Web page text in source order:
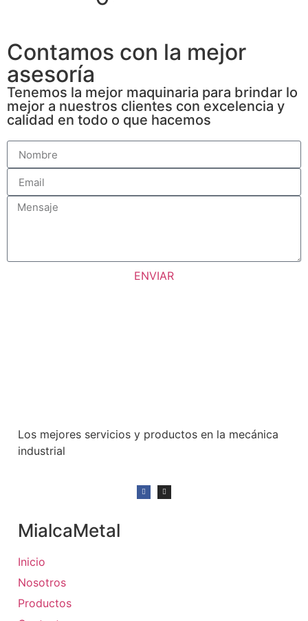
Contamos con la mejor
asesoría
Tenemos la mejor maquinaria para brindar lo
mejor a nuestros clientes con excelencia y
calidad en todo o que hacemos
ENVIAR
Los mejores servicios y productos en la mecánica
industrial
MialcaMetal
Inicio
Nosotros
Productos